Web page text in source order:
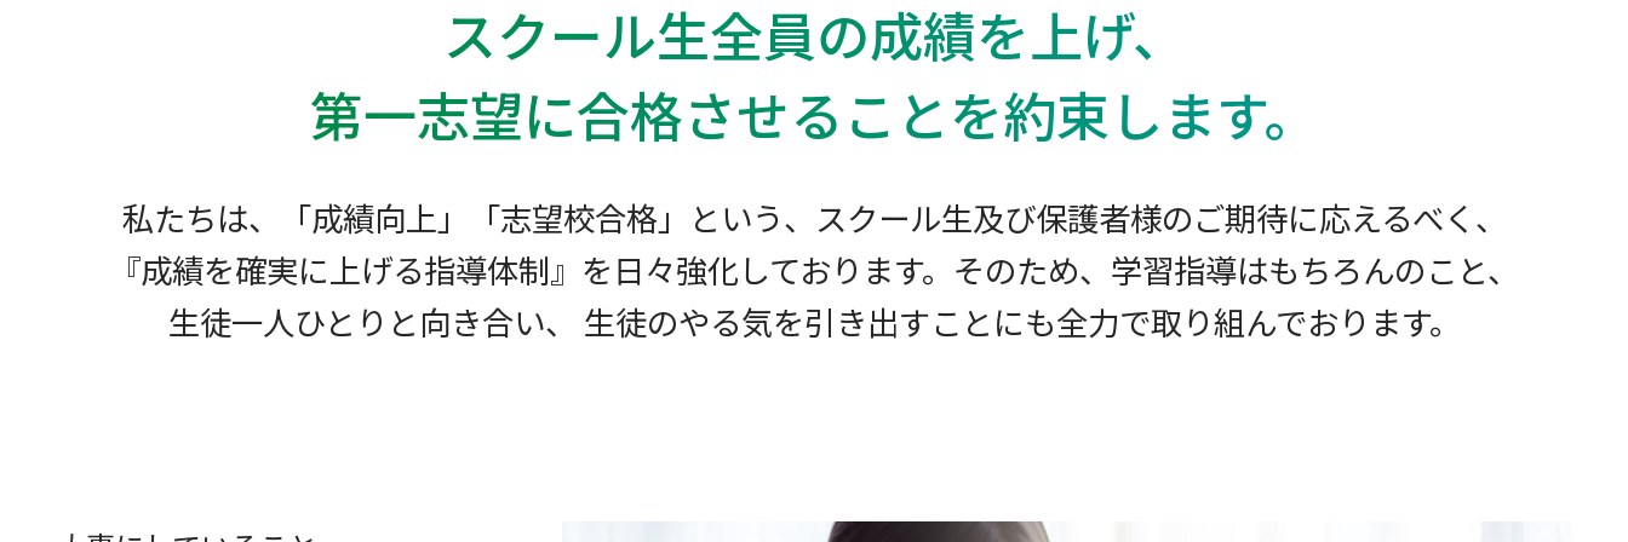
スクール生全員の成績を上げ、
第一志望に合格させることを約束します。
私たちは、「成績向上」「志望校合格」という、スクール生及び保護者様のご期待に応えるべく、
『成績を確実に上げる指導体制』を日々強化しております。そのため、学習指導はもちろんのこと、
生徒一人ひとりと向き合い、 生徒のやる気を引き出すことにも全力で取り組んでおります。